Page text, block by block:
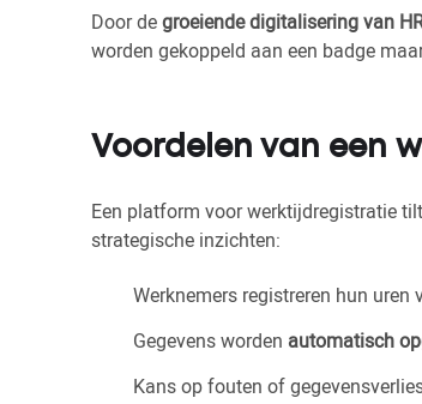
Door degroeiende digitalisering van
worden gekoppeld aan een badge
Voordelen van een
Een platform voor werktijdregistratie
strategische inzichten:
Werknemers registreren hun
Gegevens worden automatisch
Kans op fouten of